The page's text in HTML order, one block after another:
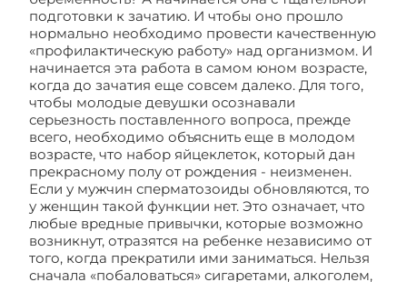
подготовки к зачатию. И чтобы оно прошло
нормально необходимо провести качественную
«профилактическую работу» над организмом. И
начинается эта работа в самом юном возрасте,
когда до зачатия еще совсем далеко. Для того,
чтобы молодые девушки осознавали
серьезность поставленного вопроса, прежде
всего, необходимо объяснить еще в молодом
возрасте, что набор яйцеклеток, который дан
прекрасному полу от рождения - неизменен.
Если у мужчин сперматозоиды обновляются, то
у женщин такой функции нет. Это означает, что
любые вредные привычки, которые возможно
возникнут, отразятся на ребенке независимо от
того, когда прекратили ими заниматься. Нельзя
сначала «побаловаться» сигаретами, алкоголем,